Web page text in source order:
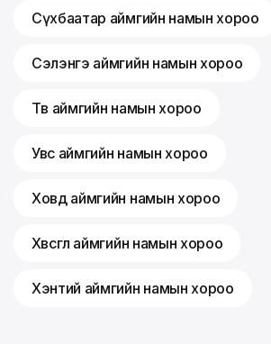
Сүхбаатар аймгийн намын хороо
Сэлэнгэ аймгийн намын хороо
Төв аймгийн намын хороо
Увс аймгийн намын хороо
Ховд аймгийн намын хороо
Хөвсгөл аймгийн намын хороо
Хэнтий аймгийн намын хороо